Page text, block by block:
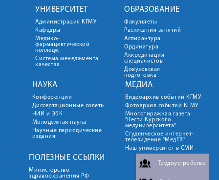
УНИВЕРСИТЕТ
Администрация КГМУ
Кафедры
Медико-
фармацевтический
колледж
Система менеджмента
качества
ОБРАЗОВАНИЕ
Факультеты
Расписания занятий
Аспирантура
Ординатура
Аккредитация
специалистов
Довузовская
подготовка
НАУКА
Конференции
Диссертационные советы
НИИ и ЭБК
Молодежная наука
Научные периодические
издания
МЕДИА
Видеоархив событий КГМУ
Фотоархив событий КГМУ
Многотиражная газета
"Вести Курского
медуниверситета"
Студенческое интернет-
телевидение "МедТВ"
Наш университет в СМИ
ПОЛЕЗНЫЕ ССЫЛКИ
Министерство
здравоохранения РФ
Трудоустройство